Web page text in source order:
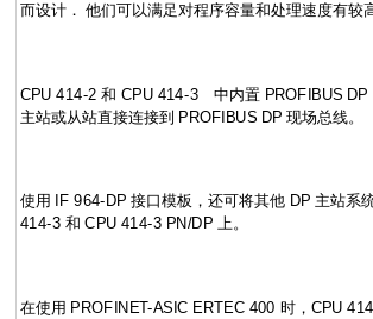
而设计． 他们可以满足对程序容量和处理速度有较
CPU 414-2 和 CPU 414-3 中内置 PROFIBUS DP
主站或从站直接连接到 PROFIBUS DP 现场总线。
使用 IF 964-DP 接口模板，还可将其他 DP 主站系
414-3 和 CPU 414-3 PN/DP 上。
在使用 PROFINET-ASIC ERTEC 400 时，CPU